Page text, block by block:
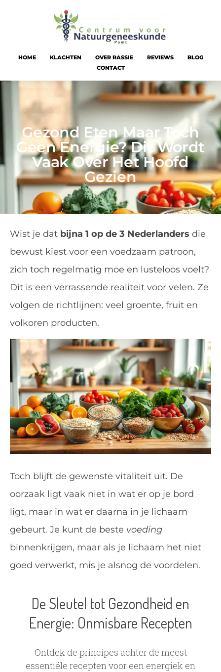
HOME KLACHTEN OVER RASSIE REVIEWS
BLOG
CONTACT
Gezond Eten Maar Toch
Geen Energie? Dit Wordt
Vaak Over Het Hoofd
Gezien
Wist je dat bijna 1 op de 3 Nederlanders die
bewust kiest voor een voedzaam patroon,
zich toch regelmatig moe en lusteloos voelt?
Dit is een verrassende realiteit voor velen. Ze
volgen de richtlijnen: veel groente, fruit en
volkoren producten.
Toch blijft de gewenste vitaliteit uit. De
oorzaak ligt vaak niet in wat er op je bord
ligt, maar in wat er daarna in je lichaam
gebeurt. Je kunt de beste voeding
binnenkrijgen, maar als je lichaam het niet
goed verwerkt, mis je alsnog de voordelen.
De Sleutel tot Gezondheid en
Energie: Onmisbare Recepten
Ontdek de principes achter de meest
essentiële recepten voor een energiek en